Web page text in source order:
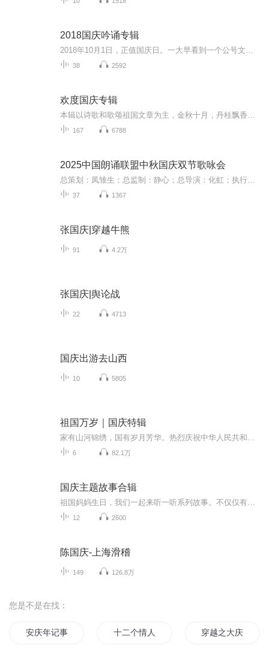
2018国庆吟诵专辑
38 2592
欢度国庆专辑
167 6788
2025中国朗诵联盟中秋国庆双节歌咏会
37 1367
张国庆|穿越牛熊
91 4.2万
张国庆|舆论战
22 4713
国庆出游去山西
10 5805
祖国万岁｜国庆特辑
6 82.1万
国庆主题故事合辑
12 2600
陈国庆-上海滑稽
149 126.8万
您是不是在找：
安庆年记事 十二个情人节 穿越之大庆帝国